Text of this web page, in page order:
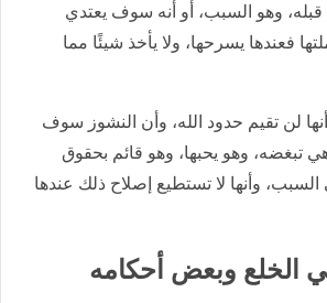
وهو السبب، أو أنه سوف يعتدي
فعندها يسرحها، ولا يأخذ شيئًا مما
لن تقيم حدود الله، وأن النشوز سوف
تبغضه، وهو يحبها، وهو قائم بحقوق
السبب، وأنها لا تستطيع إصلاح ذلك عندها
الخلع وبعض أحكامه